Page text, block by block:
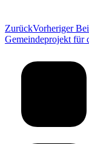
ZurückVorheriger
Gemeindeprojekt für